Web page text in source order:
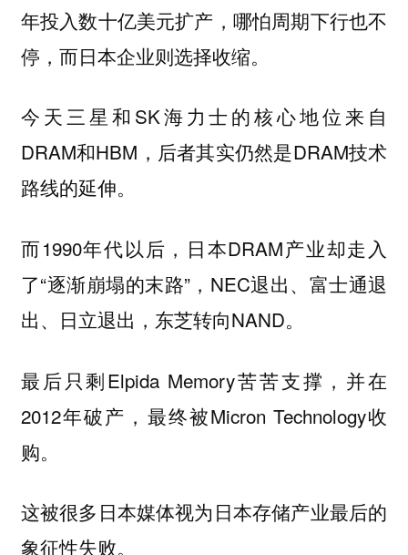
年投入数十亿美元扩产，哪怕周期下行也不
停，而日本企业则选择收缩。
今天三星和SK海力士的核心地位来自
DRAM和HBM，后者其实仍然是DRAM技术
路线的延伸。
而1990年代以后，日本DRAM产业却走入
了“逐渐崩塌的末路”，NEC退出、富士通退
出、日立退出，东芝转向NAND。
最后只剩Elpida Memory苦苦支撑，并在
2012年破产，最终被Micron Technology收
购。
这被很多日本媒体视为日本存储产业最后的
象征性失败。